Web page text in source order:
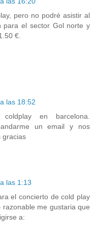
pero no podré asistir al
para el sector Gol norte y
€.
las 18:52
en barcelona.
un email y nos
gracias
las 1:13
el concierto de cold play
me gustaria que
a: